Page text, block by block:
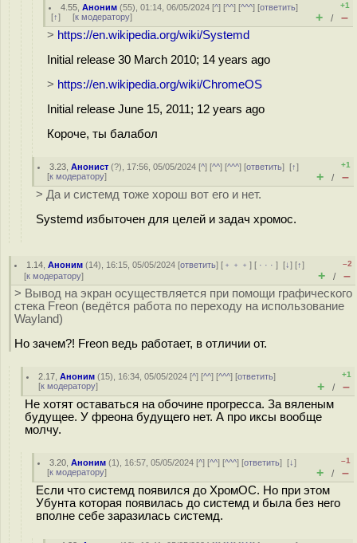
4.55 ,Аноним (55), 01:14, 06/05/2024 [^] [^^] [^^^] [ответить]
[↑] [к модератору]
+1
+ / –
> https://en.wikipedia.org/wiki/Systemd
Initial release 30 March 2010; 14 years ago
> https://en.wikipedia.org/wiki/ChromeOS
Initial release June 15, 2011; 12 years ago
Короче, ты балабол
3.23 ,Анонист (?), 17:56, 05/05/2024 [^] [^^] [^^^] [ответить][↑]
[к модератору]
+1
+ / –
> Да и системд тоже хорош вот его и нет.
Systemd избыточен для целей и задач хромос.
1.14 ,Аноним (14), 16:15, 05/05/2024 [ответить] [ ﹢﹢﹢] [ · · ·][↓] [↑]
[к модератору]
–2
+ / –
> Вывод на экран осуществляется при помощи графического
стека Freon (ведётся работа по переходу на использование
Wayland)
Но зачем?! Freon ведь работает, в отличии от.
2.17 ,Аноним (15), 16:34, 05/05/2024 [^] [^^] [^^^] [ответить]
[к модератору]
+1
+ / –
Не хотят оставаться на обочине прогресса. За вяленым
будущее. У фреона будущего нет. А про иксы вообще
молчу.
3.20 ,Аноним (1), 16:57, 05/05/2024 [^] [^^] [^^^] [ответить][↓]
[к модератору]
–1
+ / –
Если что системд появился до ХромОС. Но при этом
Убунта которая появилась до системд и была без него
вполне себе заразилась системд.